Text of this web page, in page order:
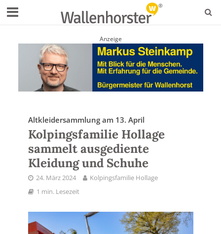
Anzeige
Altkleidersammlung am 13. April
Kolpingsfamilie Hollage
sammelt ausgediente
Kleidung und Schuhe
24. März 2024
Kolpingsfamilie Hollage
1 min. Lesezeit